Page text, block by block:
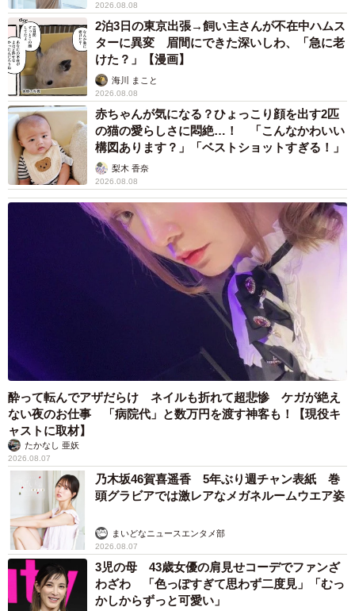
2026.08.08
2泊3日の東京出張→飼い主さんが不在中ハムス
ターに異変 眉間にできた深いしわ、「急に老
けた？」【漫画】
海川 まこと
2026.08.08
赤ちゃんが気になる？ひょっこり顔を出す2匹
の猫の愛らしさに悶絶…！ 「こんなかわいい
構図あります？」「ベストショットすぎる！」
梨木 香奈
2026.08.08
酔って転んでアザだらけ ネイルも折れて超悲惨 ケガが絶え
ない夜のお仕事 「病院代」と数万円を渡す神客も！【現役キ
ャストに取材】
たかなし 亜妖
2026.08.07
乃木坂46賀喜遥香 5年ぶり週チャン表紙 巻
頭グラビアでは激レアなメガネルームウエア姿
まいどなニュースエンタメ部
2026.08.07
3児の母 43歳女優の肩見せコーデでファンざ
わざわ 「色っぽすぎて思わず二度見」「むっ
かしからずっと可愛い」